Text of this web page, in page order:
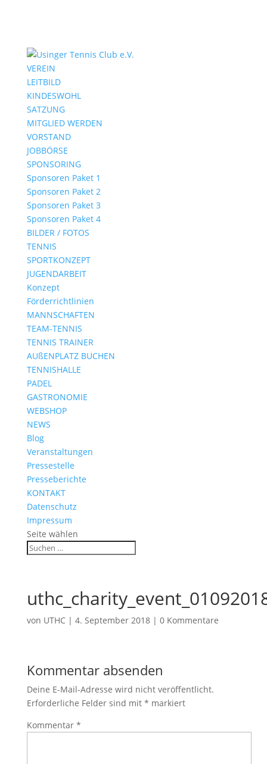
VEREIN
LEITBILD
KINDESWOHL
SATZUNG
MITGLIED WERDEN
VORSTAND
JOBBÖRSE
SPONSORING
Sponsoren Paket 1
Sponsoren Paket 2
Sponsoren Paket 3
Sponsoren Paket 4
BILDER / FOTOS
TENNIS
SPORTKONZEPT
JUGENDARBEIT
Konzept
Förderrichtlinien
MANNSCHAFTEN
TEAM-TENNIS
TENNIS TRAINER
AUßENPLATZ BUCHEN
TENNISHALLE
PADEL
GASTRONOMIE
WEBSHOP
NEWS
Blog
Veranstaltungen
Pressestelle
Presseberichte
KONTAKT
Datenschutz
Impressum
Seite wählen
von UTHC| 4. September 2018| 0 Kommentare
Kommentar absenden
Deine E-Mail-Adresse wird nicht veröffentlicht.
Erforderliche Felder sind mit * markiert
Kommentar *